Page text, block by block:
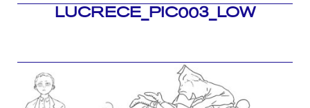
LUCRECE_PIC003_LOW